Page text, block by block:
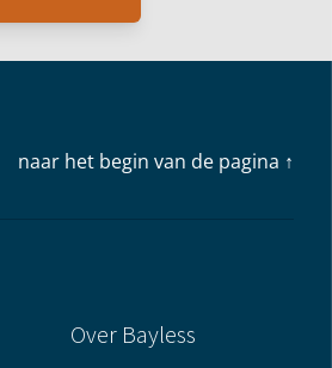
naar het begin van de pagina ↑
Over Bayless